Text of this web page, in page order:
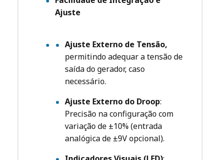
Ajuste
Ajuste Externo de Tensão,
permitindo adequar a tensão de
saída do gerador, caso
necessário.
Ajuste Externo do Droop:
Precisão na configuração com
variação de ±10% (entrada
analógica de ±9V opcional).